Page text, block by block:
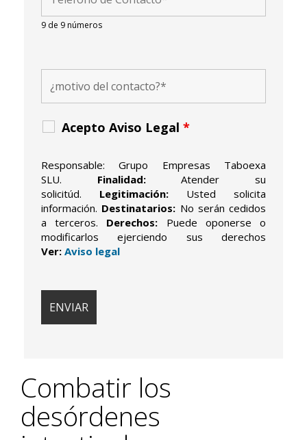
9 de 9 números
Acepto Aviso Legal *
Responsable: Grupo Empresas Taboexa
SLU. Finalidad:Atender su
solicitúd. Legitimación: Usted solicita
información. Destinatarios: No serán cedidos
a terceros. Derechos: Puede oponerse o
modificarlos ejerciendo sus derechos
Ver: Aviso legal
Combatir los
desórdenes